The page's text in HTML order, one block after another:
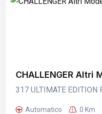
CHALLENGER Altri
317 ULTIMATE EDITION
Automatico 0 Km